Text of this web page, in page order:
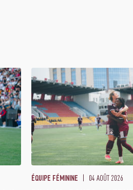
ÉQUIPE FÉMININE 04 AOÛT 2026